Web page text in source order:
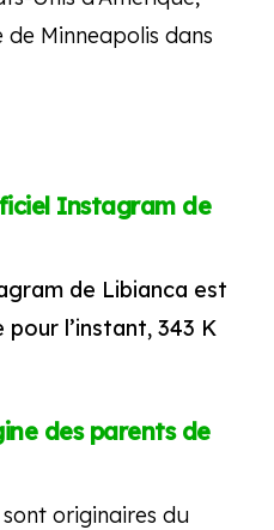
Minneapolis dans
Instagram de
de Libianca est
l’instant, 343 K
des parents de
originaires du